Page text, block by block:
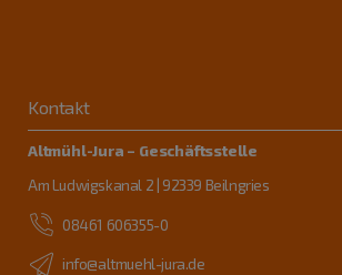
Kontakt
Altmühl-Jura – Geschäftsstelle
Am Ludwigskanal 2 | 92339 Beilngries
08461 606355-0
info@altmuehl-jura.de